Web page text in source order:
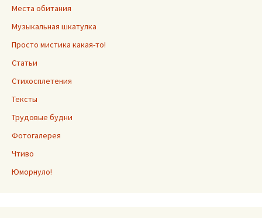
Места обитания
Музыкальная шкатулка
Просто мистика какая-то!
Статьи
Стихосплетения
Тексты
Трудовые будни
Фотогалерея
Чтиво
Юморнуло!